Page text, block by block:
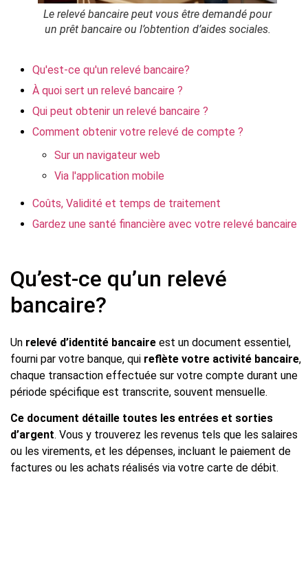
Le relevé bancaire peut vous être demandé pour
un prêt bancaire ou l’obtention d’aides sociales.
Qu'est-ce qu'un relevé bancaire?
À quoi sert un relevé bancaire ?
Qui peut obtenir un relevé bancaire ?
Comment obtenir votre relevé de compte ?
Sur un navigateur web
Via l'application mobile
Coûts, Validité et temps de traitement
Gardez une santé financière avec votre relevé bancaire
Qu’est-ce qu’un relevé
bancaire?
Un relevé d’identité bancaire est un document essentiel,
fourni par votre banque, qui reflète votre activité bancaire,
chaque transaction effectuée sur votre compte durant une
période spécifique est transcrite, souvent mensuelle.
Ce document détaille toutes les entrées et sorties
d’argent. Vous y trouverez les revenus tels que les salaires
ou les virements, et les dépenses, incluant le paiement de
factures ou les achats réalisés via votre carte de débit.